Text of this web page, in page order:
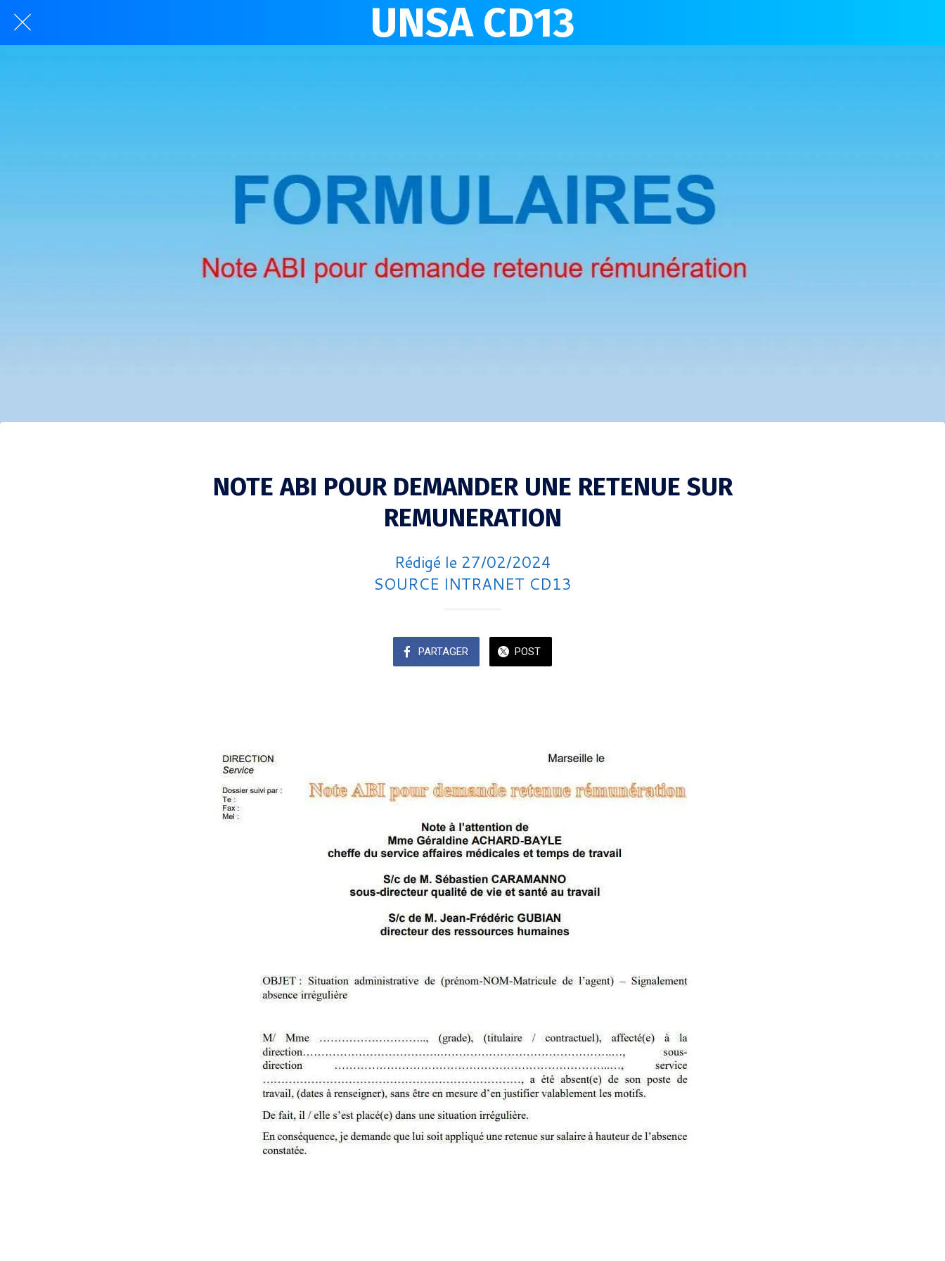
UNSA CD13
NOTE ABI POUR DEMANDER UNE RETENUE SUR
REMUNERATION
Rédigé le 27/02/2024
SOURCE INTRANET CD13
PARTAGER POST